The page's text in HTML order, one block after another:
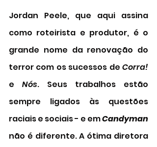
Jordan Peele, que aqui assina
como roteirista e produtor, é o
grande nome da renovação do
terror com os sucessos de Corra!
e Nós. Seus trabalhos estão
sempre ligados às questões
raciais e sociais - e em
não é diferente. A ótima diretora